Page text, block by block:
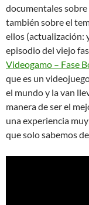
documentales
también sobre el
ellos (actualización:
episodio del viejo
Videogamo – Fase
que es un
el mundo y la van
manera de ser el
una experiencia
que solo sabemos